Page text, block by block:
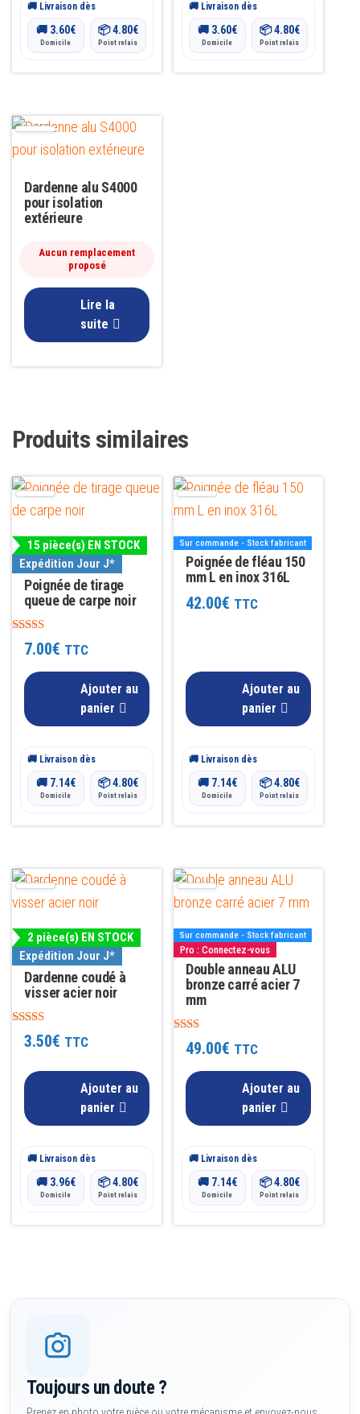
produit
🚚 Livraison dès
🚚 3.60€
Domicile
📦4.80€
Point relais
produit
🚚 Livraison dès
🚚 3.60€
Domicile
📦4.80€
Point relais
Dardenne alu S4000
pour isolation
extérieure
Aucun remplacement
proposé
Lire la
suite
Produits similaires
15 pièce(s) EN STOCK
Expédition Jour J*
Poignée de tirage
queue de carpe noir
Note
3.00
7.00€ TTC
Ajouter au
panier
🚚 Livraison dès
🚚 7.14€
Domicile
📦4.80€
Point relais
Sur commande - Stock fabricant
Poignée de fléau 150
mm L en inox 316L
42.00€ TTC
Ajouter au
panier
🚚 Livraison dès
🚚 7.14€
Domicile
📦4.80€
Point relais
2 pièce(s) EN STOCK
Expédition Jour J*
Dardenne coudé à
visser acier noir
Note
5.00
3.50€ TTC
Ajouter au
panier
🚚 Livraison dès
🚚 3.96€
Domicile
📦4.80€
Point relais
Sur commande - Stock fabricant
Pro : Connectez-vous
Double anneau ALU
bronze carré acier 7
mm
Note
2.00
49.00€ TTC
Ajouter au
panier
🚚 Livraison dès
🚚 7.14€
Domicile
📦4.80€
Point relais
Toujours un doute ?